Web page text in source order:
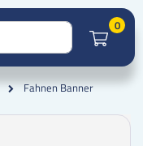
0
Fahnen Banner